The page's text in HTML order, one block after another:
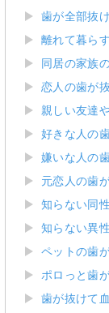
歯が全部抜
離れて暮ら
同居の家族
恋人の歯が
親しい友達
好きな人の
嫌いな人の
元恋人の歯
知らない同
知らない異
ペットの歯
ポロっと歯
歯が抜けて